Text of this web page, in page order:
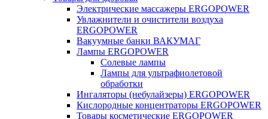
Электрические массажеры ERGOPOWER
Увлажнители и очистители воздуха
ERGOPOWER
Вакуумные банки ВАКУМАГ
Лампы ERGOPOWER
Солевые лампы
Лампы для ультрафиолетовой
обработки
Ингаляторы (небулайзеры) ERGOPOWER
Кислородные концентраторы ERGOPOWER
Товары косметические ERGOPOWER